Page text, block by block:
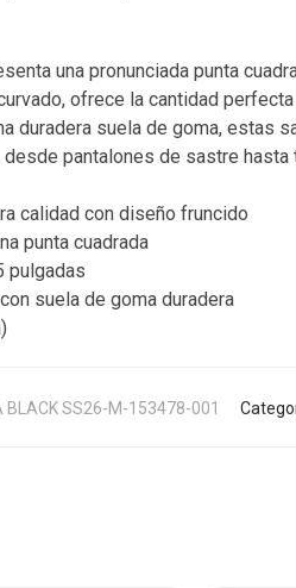
una pronunciada punta
ofrece la cantidad
duradera suela de goma,
pantalones de sastre
calidad con diseño fruncido
punta cuadrada
pulgadas
suela de goma duradera
BLACK SS26-M-153478-001